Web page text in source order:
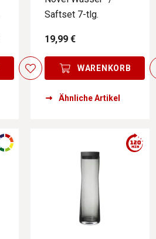
Saftset 7-tlg.
19,99 €
WARENKORB
Ähnliche Artikel